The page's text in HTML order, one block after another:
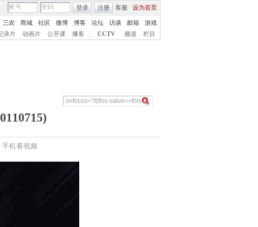
客服 设为首页
登录 注册
三农 商城 社区 微博 博客 论坛 访谈 邮箱
游戏
录片 动画片 公开课 播客 CCTV 频道 栏目
手机看视频